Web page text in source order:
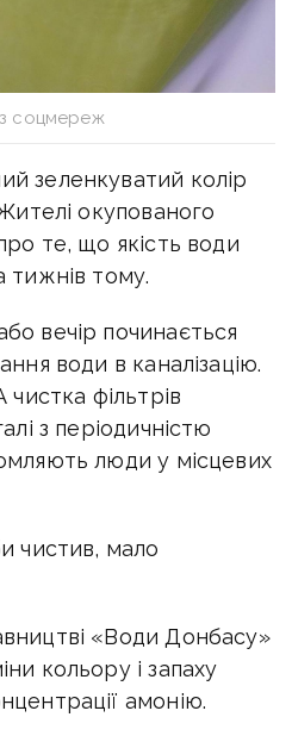
соцмереж
зеленкуватий колір
окупованого
те, що якість води
тижнів тому.
вечір починається
води в каналізацію.
фільтрів
з періодичністю
люди у місцевих
чистив, мало
«Води Донбасу»
кольору і запаху
амонію.